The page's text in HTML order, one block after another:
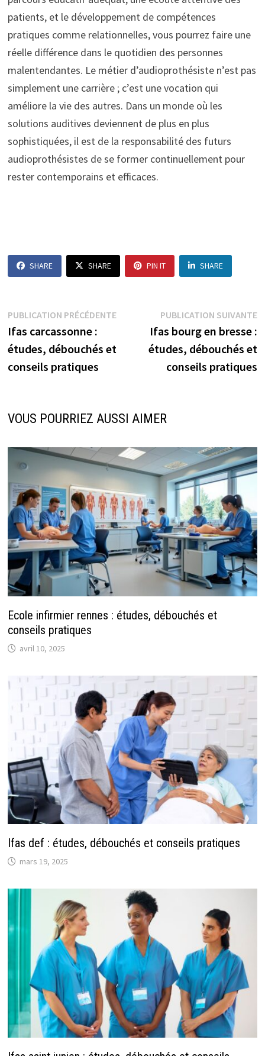
patients, et le développement de compétences
pratiques comme relationnelles, vous pourrez faire une
réelle différence dans le quotidien des personnes
malentendantes. Le métier d’audioprothésiste n’est pas
simplement une carrière ; c’est une vocation qui
améliore la vie des autres. Dans un monde où les
solutions auditives deviennent de plus en plus
sophistiquées, il est de la responsabilité des futurs
audioprothésistes de se former continuellement pour
rester contemporains et efficaces.
SHARE SHARE PIN IT SHARE
Navigation
de
l’article
PUBLICATION PRÉCÉDENTEPublication
précédente :
Ifas carcassonne :
études, débouchés et
conseils pratiques
PUBLICATION SUIVANTE
Ifas bourg en bresse :
études, débouchés et
conseils pratiques
VOUS POURRIEZ AUSSI AIMER
Ecole infirmier rennes : études, débouchés et
conseils pratiques
avril 10, 2025
Ifas def : études, débouchés et conseils pratiques
mars 19, 2025